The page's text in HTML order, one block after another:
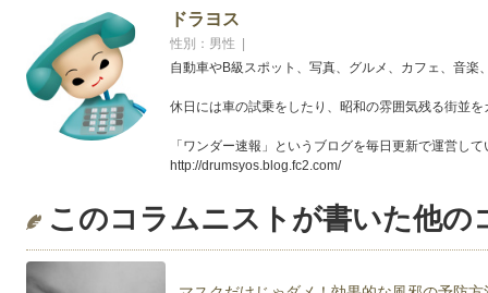
ドラヨス
性別：男性 |
自動車やB級スポット、写真、グルメ、カフェ、音楽
休日には車の試乗をしたり、昭和の雰囲気残る街並
「ワンダー速報」というブログを毎日更新で運営して
http://drumsyos.blog.fc2.com/
このコラムニストが書いた他の